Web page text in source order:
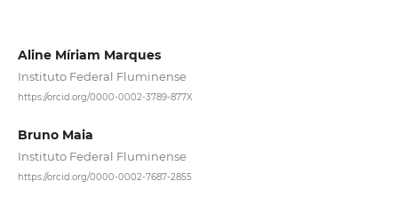
Aline Míriam Marques
Instituto Federal Fluminense
https://orcid.org/0000-0002-3789-877X
Bruno Maia
Instituto Federal Fluminense
https://orcid.org/0000-0002-7687-2855